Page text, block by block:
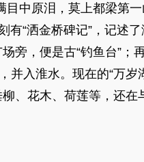
中原泪，莫上都梁第一
“洒金桥碑记”，记述
旁，便是古“钓鱼台”；
并入淮水。现在的“万岁
、花木、荷莲等，还在